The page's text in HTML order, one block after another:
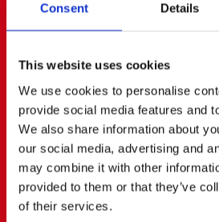
Consent Details
This website uses cookies
We use cookies to personalise
provide social media features and
We also share information about
our social media, advertising and
may combine it with other
provided to them or that they’ve
of their services.
Parque Empresarial PARQUE 22
BOADILLA DEL
boadilla@cerratoalquiler.es
Calle Artesanos Nº 13
Pol. Ind. PRADO DEL ESPINO
28660 BOADILLA DEL MONTE